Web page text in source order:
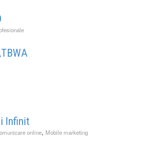
Infinit
online, Mobile marketing